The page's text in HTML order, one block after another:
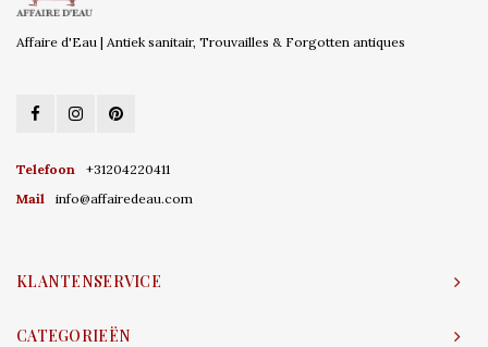
Affaire d'Eau | Antiek sanitair, Trouvailles & Forgotten antiques
Telefoon
+31204220411
Mail
info@affairedeau.com
KLANTENSERVICE
CATEGORIEËN